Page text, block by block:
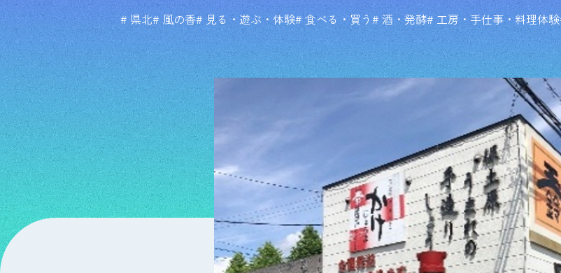
# 県北# 風の香# 見る・遊ぶ・体験# 食べる・買う# 酒・発酵# 工房・手仕事・料理体験